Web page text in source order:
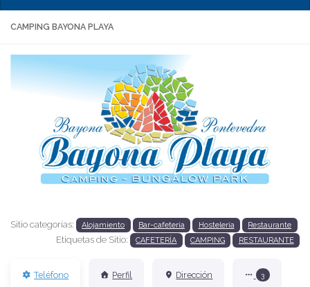
CAMPING BAYONA PLAYA
Anterior
Sitio categorías: Alojamiento Bar-cafetería Hostelería Restaurante
Etiquetas de Sitio: CAFETERÍA CAMPING RESTAURANTE
Teléfono Perfil Dirección 3